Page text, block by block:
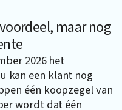
maar nog
2026 het
kan een klant nog
één koopzegel van
wordt dat één